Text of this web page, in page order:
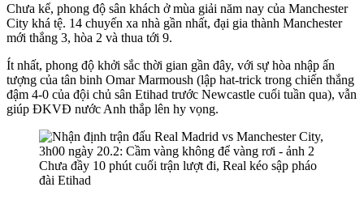
Chưa kể, phong độ sân khách ở mùa giải năm nay của Manchester
City khá tệ. 14 chuyến xa nhà gần nhất, đại gia thành Manchester
mới thắng 3, hòa 2 và thua tới 9.
Ít nhất, phong độ khởi sắc thời gian gần đây, với sự hòa nhập ấn
tượng của tân binh Omar Marmoush (lập hat-trick trong chiến thắng
đậm 4-0 của đội chủ sân Etihad trước Newcastle cuối tuần qua), vẫn
giúp ĐKVĐ nước Anh thắp lên hy vọng.
Chưa đầy 10 phút cuối trận lượt đi, Real kéo sập pháo
đài Etihad